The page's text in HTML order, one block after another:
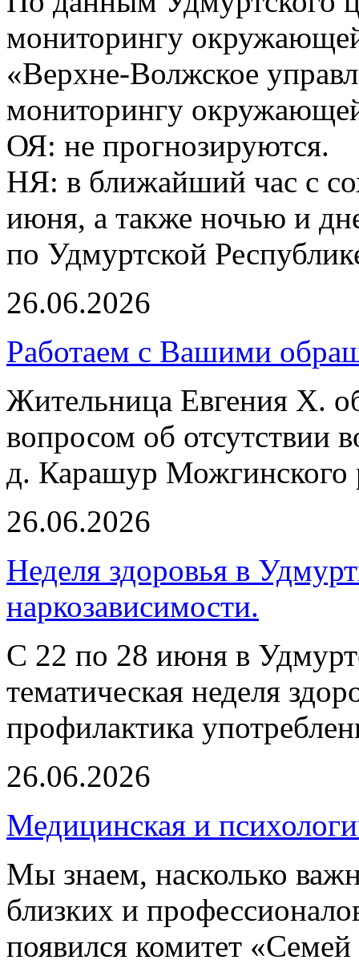
мониторингу
«Верхне-Волжское
мониторингу
ОЯ: не прогнозируются.
НЯ: в ближайший час с
июня, а также ночью и
по Удмуртской
26.06.2026
Работаем с Вашими
Жительница Евгения Х.
вопросом об отсутствии
д. Карашур Можгинского
26.06.2026
Неделя здоровья в
наркозависимости.
С 22 по 28 июня в
тематическая неделя
профилактика
26.06.2026
Медицинская и
Мы знаем, насколько
близких и
появился комитет